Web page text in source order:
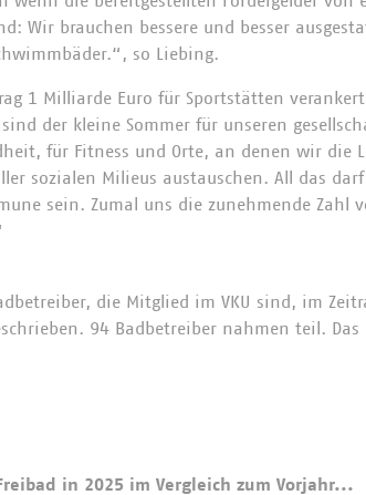
Wir brauchen bessere und besser
so Liebing.
1 Milliarde Euro für Sportstätten
der kleine Sommer für unseren
für Fitness und Orte, an denen wir die
sozialen Milieus austauschen. All das darf
sein. Zumal uns die zunehmende Zahl
die Mitglied im VKU sind, im
94 Badbetreiber nahmen teil.
in 2025 im Vergleich zum Vorjahr...